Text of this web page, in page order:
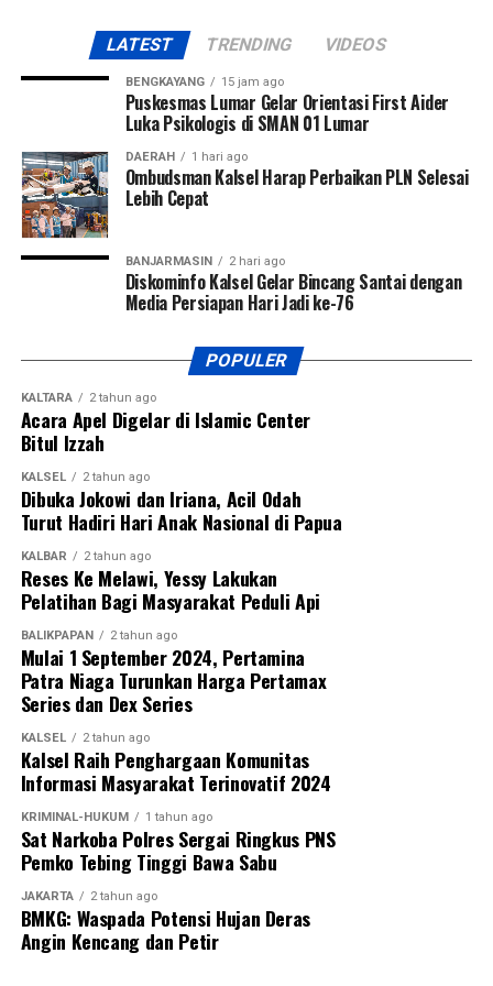
Kalimantan Selatan. [adv]
Views: 188
Bagikan ke
WhatsApp 0 Facebook 0
Messenger
LATEST TRENDING VIDEOS
BENGKAYANG 15 jam ago
Puskesmas Lumar Gelar Orientasi First Aider
Luka Psikologis di SMAN 01 Lumar
DAERAH 1 hari ago
Ombudsman Kalsel Harap Perbaikan PLN Selesai
Lebih Cepat
BANJARMASIN 2 hari ago
Diskominfo Kalsel Gelar Bincang Santai dengan
Media Persiapan Hari Jadi ke-76
POPULER
KALTARA 2 tahun ago
Acara Apel Digelar di Islamic Center
Bitul Izzah
KALSEL 2 tahun ago
Dibuka Jokowi dan Iriana, Acil Odah
Turut Hadiri Hari Anak Nasional di Papua
KALBAR 2 tahun ago
Reses Ke Melawi, Yessy Lakukan
Pelatihan Bagi Masyarakat Peduli Api
BALIKPAPAN 2 tahun ago
Mulai 1 September 2024, Pertamina
Patra Niaga Turunkan Harga Pertamax
Series dan Dex Series
KALSEL 2 tahun ago
Kalsel Raih Penghargaan Komunitas
Informasi Masyarakat Terinovatif 2024
KRIMINAL-HUKUM 1 tahun ago
Sat Narkoba Polres Sergai Ringkus PNS
Pemko Tebing Tinggi Bawa Sabu
JAKARTA 2 tahun ago
BMKG: Waspada Potensi Hujan Deras
Angin Kencang dan Petir